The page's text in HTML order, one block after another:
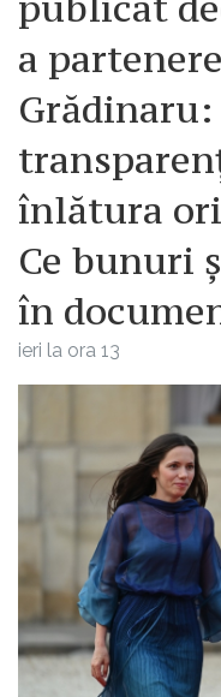
a
înlătura
Ce bunuri
în
ieri la ora 13